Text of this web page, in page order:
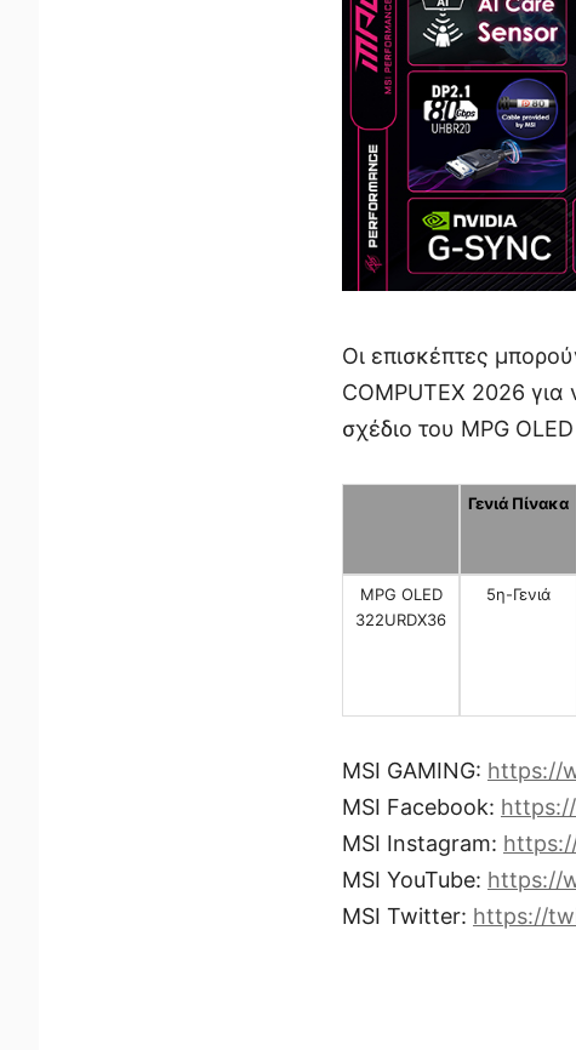
Οι επισκέπτες
COMPUTEX 2026 για
σχέδιο του MPG
Γενιά Πίνακα
MPG OLED
322URDX36
5η-Γενιά
MSI GAMING: https://
MSI Facebook:
MSI Instagram:
MSI YouTube: https://
MSI Twitter: https://